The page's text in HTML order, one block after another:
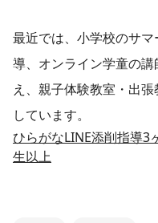
最近では、小学校のサ
導、オンライン学童の
え、親子体験教室・出
しています。
ひらがなLINE添削指導3
生以上